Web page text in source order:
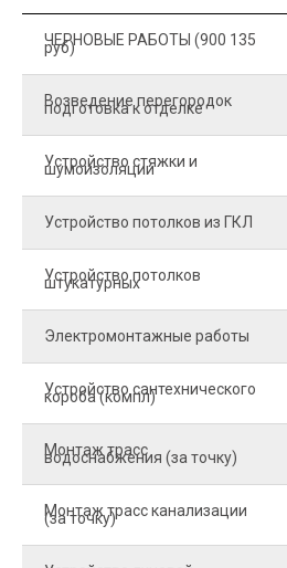
ЧЕРНОВЫЕ РАБОТЫ (900 135
руб)
Возведение перегородок
подготовка к отделке
Устройство стяжки и
шумоизоляции
Устройство потолков из ГКЛ
Устройство потолков
штукатурных
Электромонтажные работы
Устройство сантехнического
короба (компл)
Монтаж трасс
водоснабжения (за точку)
Монтаж трасс канализации
(за точку)